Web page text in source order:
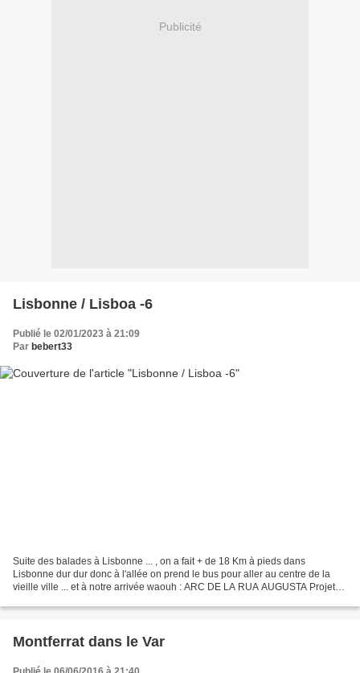
Publicité
Lisbonne / Lisboa -6
Publié le 02/01/2023 à 21:09
Par bebert33
Suite des balades à Lisbonne ... , on a fait + de 18 Km à pieds dans
Lisbonne dur dur donc à l'allée on prend le bus pour aller au centre de la
vieille ville ... et à notre arrivée waouh : ARC DE LA RUA AUGUSTA Projeté
Montferrat dans le Var